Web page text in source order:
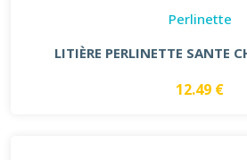
Perlinette
LITIÈRE PERLINETTE SANTE
12.49 €